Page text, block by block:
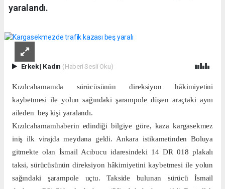
yaralandı.
Erkek| Kadın (Haberi Sesli Oku)
Kızılcahamamda sürücüsünün direksiyon hâkimiyetini
kaybetmesi ile yolun sağındaki şarampole düşen araçtaki aynı
aileden beş kişi yaralandı.
Kızılcahamamhaberin edindiği bilgiye göre, kaza kargasekmez
iniş ilk virajda meydana geldi. Ankara istikametinden Boluya
gitmekte olan İsmail Acıbucu idaresindeki 14 DR 018 plakalı
taksi, sürücüsünün direksiyon hâkimiyetini kaybetmesi ile yolun
sağındaki şarampole uçtu. Takside bulunan sürücü İsmail